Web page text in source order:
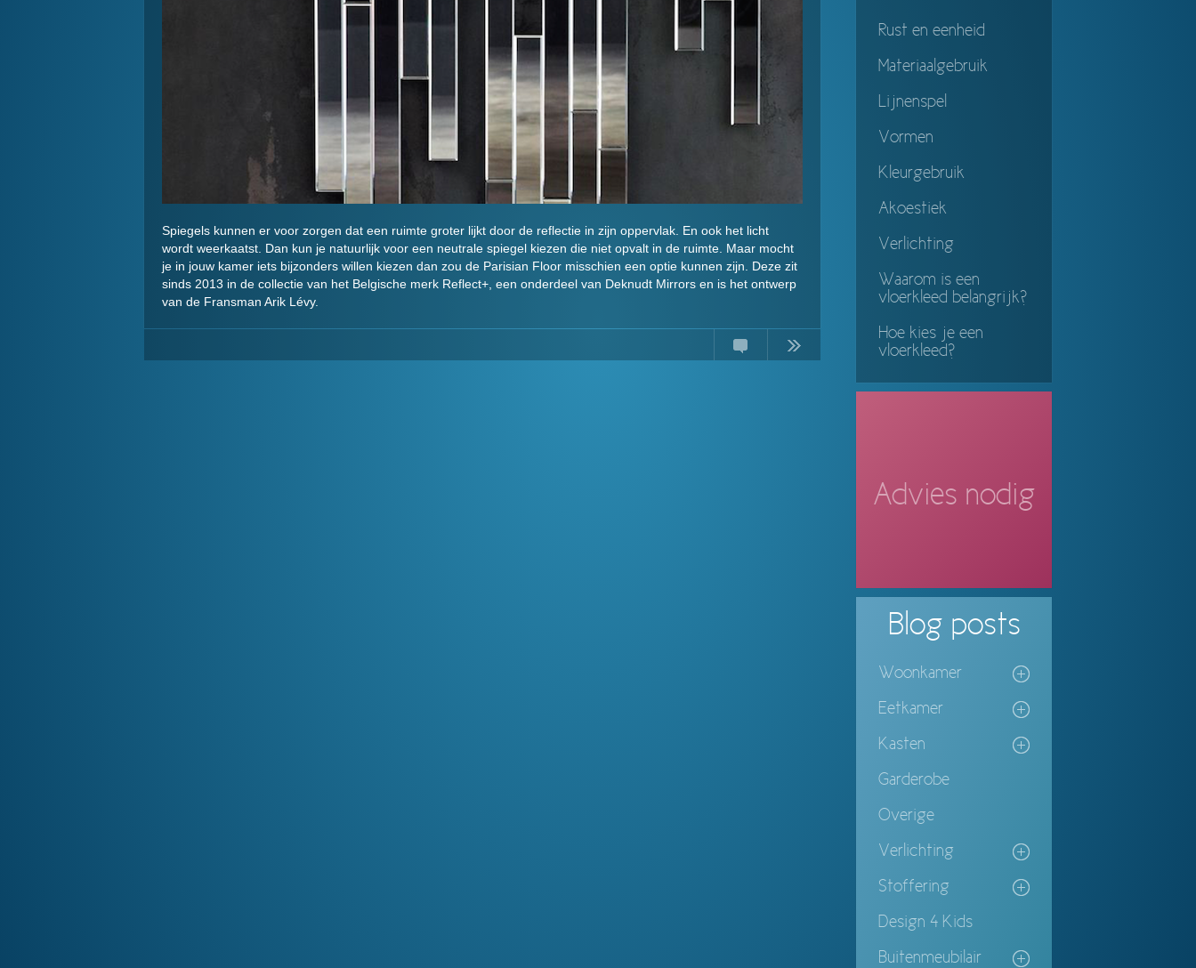
Spiegels kunnen er voor zorgen dat een ruimte groter lijkt door de reflectie in zijn oppervlak. En ook het licht
wordt weerkaatst. Dan kun je natuurlijk voor een neutrale spiegel kiezen die niet opvalt in de ruimte. Maar mocht
je in jouw kamer iets bijzonders willen kiezen dan zou de Parisian Floor misschien een optie kunnen zijn. Deze zit
sinds 2013 in de collectie van het Belgische merk Reflect+, een onderdeel van Deknudt Mirrors en is het ontwerp
van de Fransman Arik Lévy.
Continue
Rust en eenheid
Materiaalgebruik
Lijnenspel
Vormen
Kleurgebruik
Akoestiek
Verlichting
Waarom is een
vloerkleed belangrijk?
Hoe kies je een
vloerkleed?
Advies nodig
Blog posts
Woonkamer
Eetkamer
Kasten
Garderobe
Overige
Verlichting
Stoffering
Design 4 Kids
Buitenmeubilair